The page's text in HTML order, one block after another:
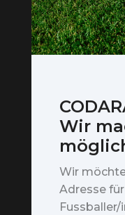
Wir
Wir
Adresse
Fussballer/